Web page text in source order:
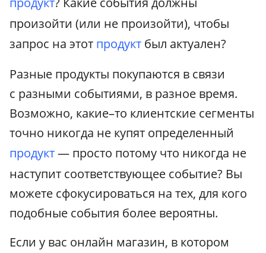
произойти (или не произойти), чтобы
запрос на этот продукт был актуален?
Разные продукты покупаются в связи
с разными событиями, в разное время.
Возможно, какие–то клиентские сегменты
точно никогда не купят определенный
продукт— просто потому что никогда не
наступит соответствующее событие? Вы
можете сфокусироваться на тех, для кого
подобные события более вероятны.
Если у вас онлайн магазин, в котором